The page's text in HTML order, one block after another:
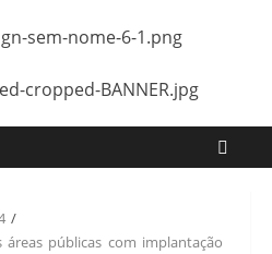
públicas com implantação